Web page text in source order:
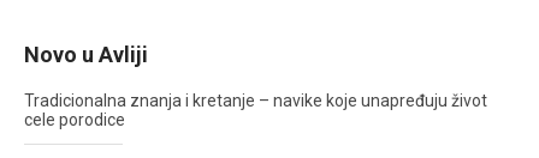
Novo u Avliji
Tradicionalna znanja i kretanje – navike koje unapređuju život
cele porodice